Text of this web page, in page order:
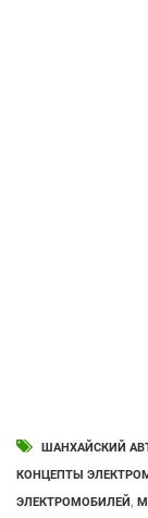
ШАНХАЙСКИЙ
КОНЦЕПТЫ
ЭЛЕКТРОМОБИЛЕЙ,